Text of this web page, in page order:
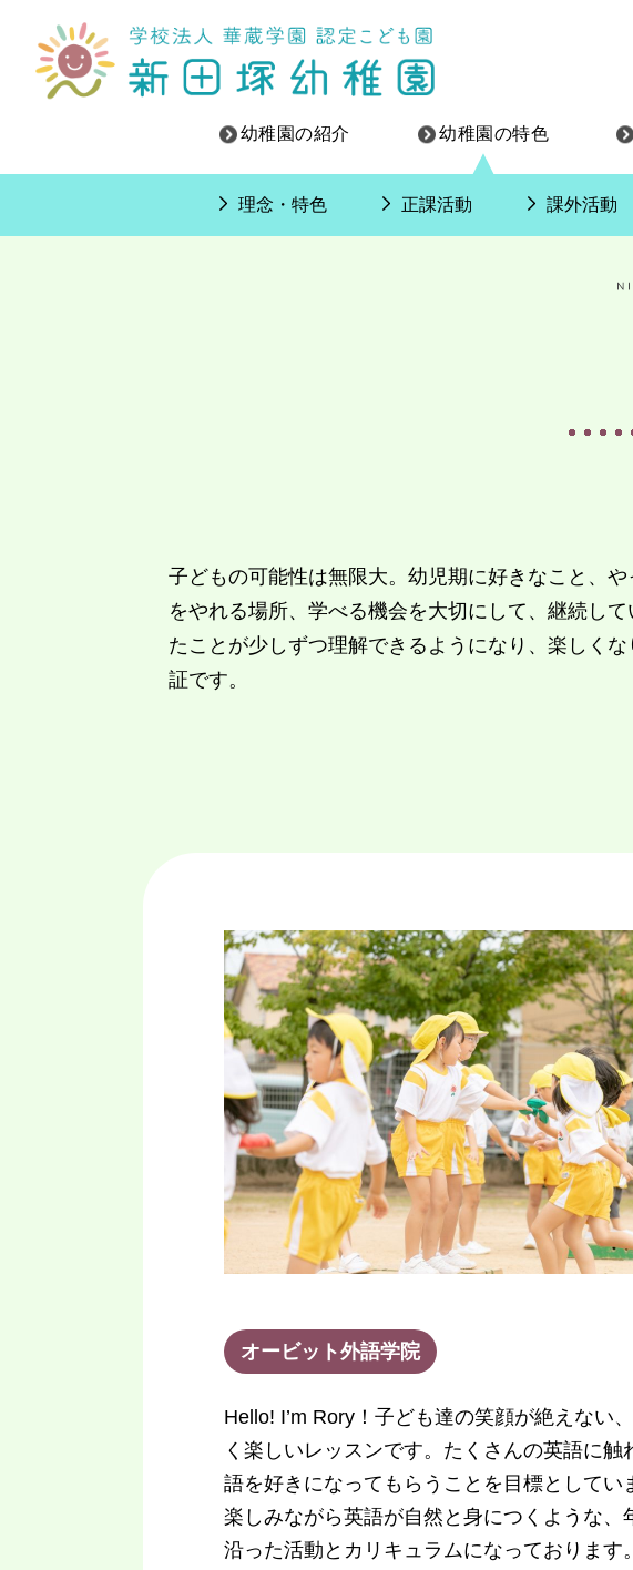
content
幼稚園の紹介 幼稚園の特色
理念・特色 正課活動 課外活動
子どもの可能性は無限大。幼児期に好きなこと、
をやれる場所、学べる機会を大切にして、継続し
たことが少しずつ理解できるようになり、楽しく
証です。
オービット外語学院
Hello! I’m Rory！子ども達の笑顔が絶えない
く楽しいレッスンです。たくさんの英語に触
語を好きになってもらうことを目標としてい
楽しみながら英語が自然と身につくような、
沿った活動とカリキュラムになっております